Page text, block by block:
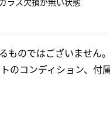
のではございません。
のコンディション、付